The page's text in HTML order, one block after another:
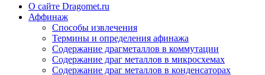
О сайте Dragomet.ru
Аффинаж
Способы извлечения
Термины и определения афинажа
Содержание драгметаллов в коммутации
Содержание драг металлов в микросхемах
Содержание драг металлов в конденсаторах